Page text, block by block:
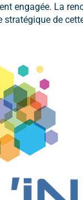
engagée. La
de